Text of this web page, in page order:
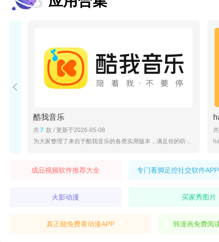
酷我音乐
共7 款 / 更新于2026-05-08
为大家整理了来自于酷我音乐的各类实用版本，满足你的听歌需求，不论是酷我音乐手机版，亦或者是酷我音乐车机版，均可以在本页面免费下载体验。
共
成品视频软件推荐大全 专门看脚足控社交软件
火影动漫 买家秀图片
真正能免费看动漫APP 韩漫画免费阅